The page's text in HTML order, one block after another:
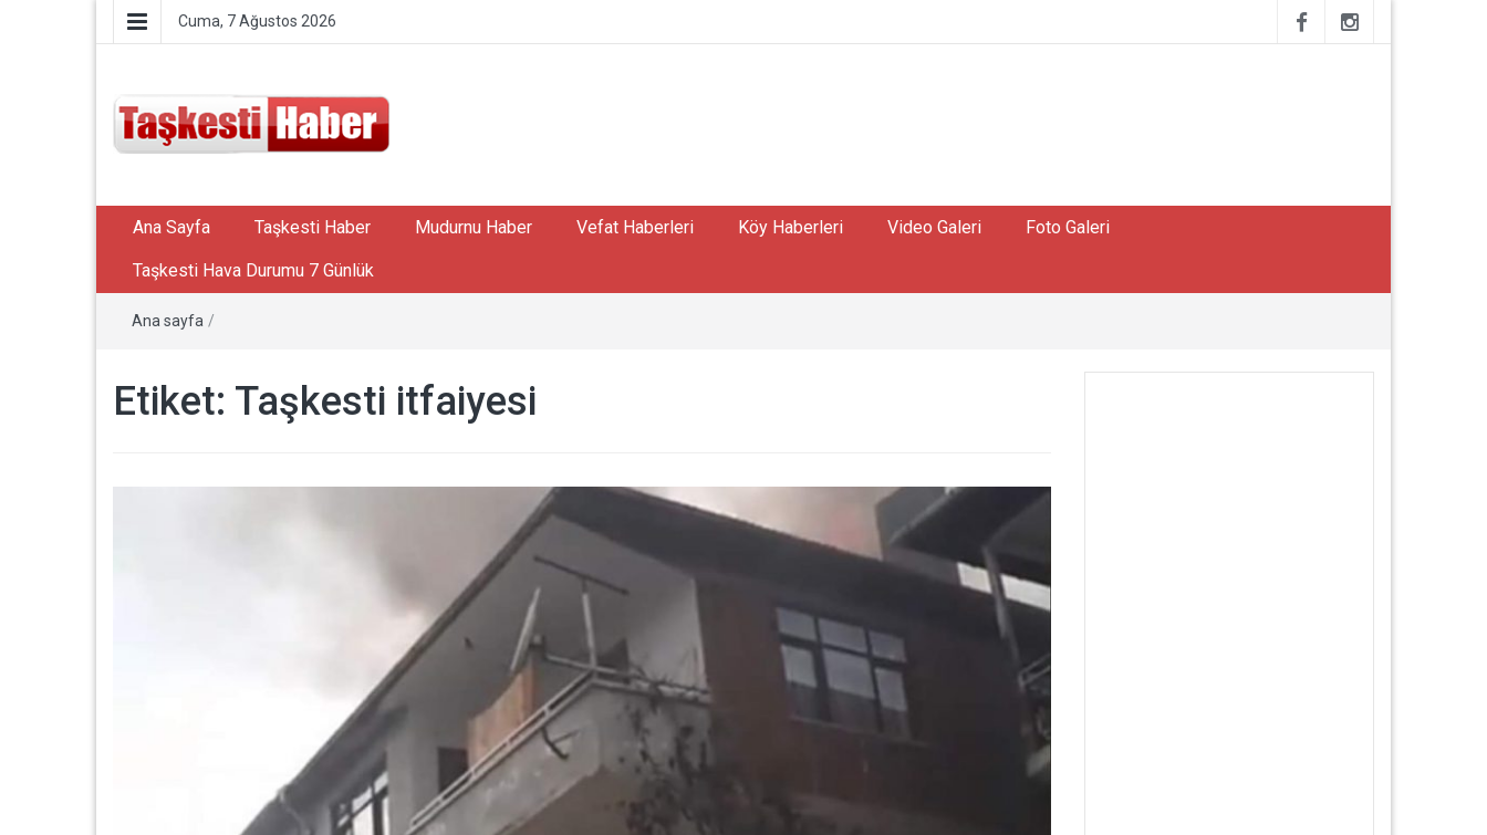
Cuma, 7 Ağustos 2026
Haber
Ana Sayfa Taşkesti Haber Mudurnu Haber Vefat Haberleri Köy Haberleri Video Galeri Foto Galeri
Taşkesti Hava Durumu 7 Günlük
Ana sayfa /
Etiket: Taşkesti itfaiyesi